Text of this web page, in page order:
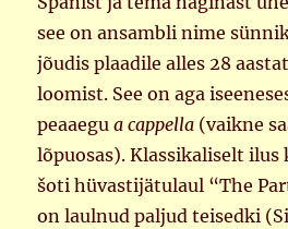
see on ansambli nime
jõudis plaadile alles 28
loomist. See on aga
peaaegua cappella (vaikne
lõpuosas). Klassikaliselt ilus
šoti hüvastijätulaul “The
on laulnud paljud teisedki